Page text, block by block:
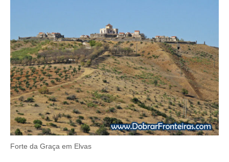
Forte da Graça em Elvas